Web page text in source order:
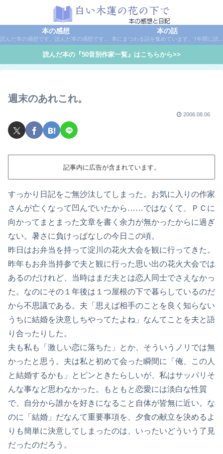
本の感想
読んだ本の感想です。読んだ本の感想です。本は作家名で50音別に分類しています。
本の話
本にまつわる話を集めています。1年間に読んだ本の総括や、本に関する話題など。
読んだ本の『50音別作家一覧』はこちらから>>
週末のあれこれ。
2006.08.06
記事内に広告が含まれています。
すっかり日記をご無沙汰してしまった。お気に入りの作家
さんが亡くなって凹んでいたから……ではなくて、ＰＣに
向かってまとまった文章を書く余力が無かったからに過ぎ
ない。暑さに負けっぱなしの今日この頃。
昨日はお弁当を持って淀川の花火大会を観に行ってきた。
昨年もお弁当持参で夫と観に行った思い出の花火大会では
あるのだけれど、当時はまだ夫とは恋人同士でさえなかっ
た。なのにその１年後は１つ屋根の下で暮らしているのだ
から不思議である。夫「思えば相手のことを良く知らない
うちに結婚を決意しちやってたよね」なんてことを夫と語
り合ったりした。
夫も私も「激しい恋に落ちた」とか、そういうノリでは無
かったと思う。夫は私と初めて会った瞬間に「俺、この人
と結婚するかも」とピンときたらしいが、私はサッパリそ
んな事など思わなかった。もともと恋愛には淡白な性質
で、自分から誰かを好きになること自体が皆無に近い。な
のに「結婚」だなんて重要事項を、夕食の献立を決めるよ
りも簡単に決意してしまったのは、いったいどういう了見
だったのだろう。